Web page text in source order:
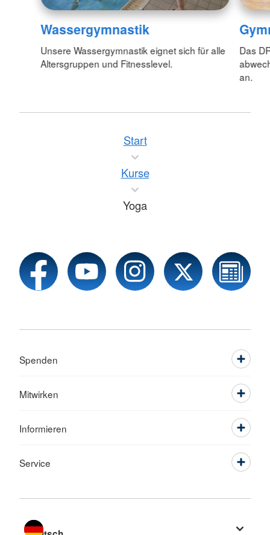
Wassergymnastik
Unsere Wassergymnastik eignet sich für alle
Altersgruppen und Fitnesslevel.
Das
an.
Start
Kurse
Yoga
Spenden
Mitwirken
Informieren
Service
Sprache wechseln zu